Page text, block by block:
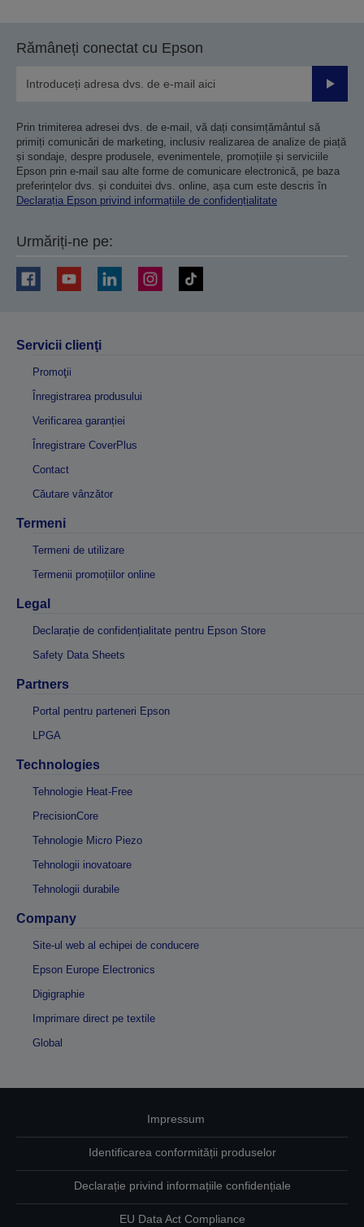
Rămâneți conectat cu Epson
Prin trimiterea adresei dvs. de e-mail, vă dați consimțământul să
primiți comunicări de marketing, inclusiv realizarea de analize de piață
și sondaje, despre produsele, evenimentele, promoțiile și serviciile
Epson prin e-mail sau alte forme de comunicare electronică, pe baza
preferințelor dvs. și conduitei dvs. online, așa cum este descris în
Declarația Epson privind informațiile de confidențialitate
Urmăriți-ne pe:
Servicii clienţi
Promoţii
Înregistrarea produsului
Verificarea garanției
Înregistrare CoverPlus
Contact
Căutare vânzător
Termeni
Termeni de utilizare
Termenii promoțiilor online
Legal
Declarație de confidențialitate pentru Epson Store
Safety Data Sheets
Partners
Portal pentru parteneri Epson
LPGA
Technologies
Tehnologie Heat-Free
PrecisionCore
Tehnologie Micro Piezo
Tehnologii inovatoare
Tehnologii durabile
Company
Site-ul web al echipei de conducere
Epson Europe Electronics
Digigraphie
Imprimare direct pe textile
Global
Impressum
Identificarea conformității produselor
Declarație privind informațiile confidențiale
EU Data Act Compliance